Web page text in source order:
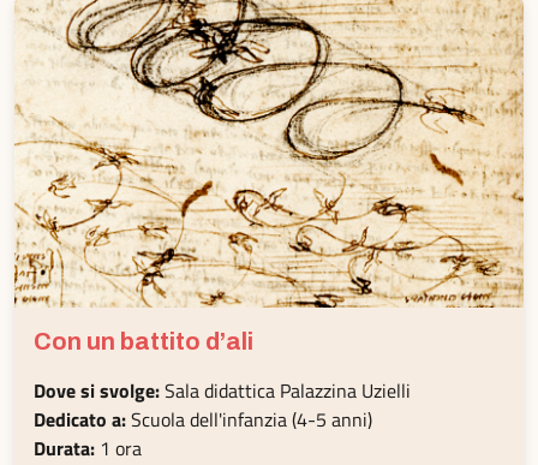
Con un battito d’ali
Dove si svolge:Sala didattica Palazzina Uzielli
Dedicato a:Scuola dell'infanzia (4-5 anni)
Durata: 1 ora